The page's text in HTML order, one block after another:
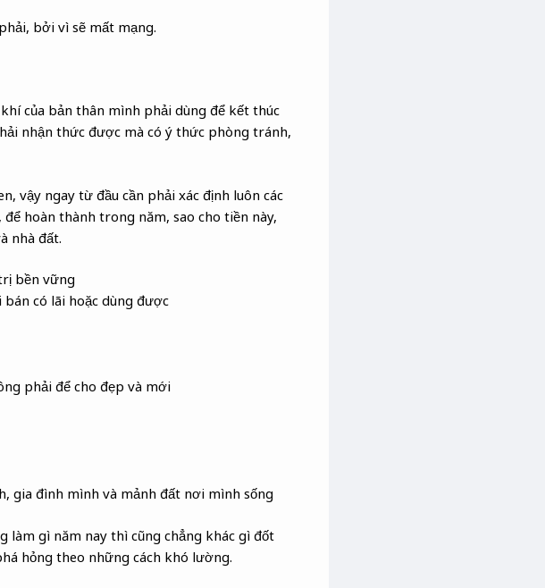
bởi vì sẽ mất mạng.
của bản thân mình phải dùng để kết thúc
nhận thức được mà có ý thức phòng tránh,
vậy ngay từ đầu cần phải xác định luôn các
hoàn thành trong năm, sao cho tiền này,
nhà đất.
bền vững
có lãi hoặc dùng được
phải để cho đẹp và mới
gia đình mình và mảnh đất nơi mình sống
gì năm nay thì cũng chẳng khác gì đốt
hỏng theo những cách khó lường.